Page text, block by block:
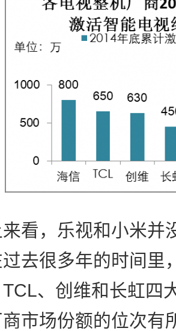
看，乐视和小米并
去很多年的时间里
、创维和长虹四
市场份额的位次有